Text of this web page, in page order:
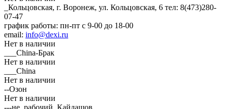
_Кольцовская, г. Воронеж, ул. Кольцовская, 6 тел: 8(473)280-
07-47
график работы: пн-пт с 9-00 до 18-00
email: info@dexi.ru
Нет в наличии
___China-Брак
Нет в наличии
___China
Нет в наличии
--Озон
Нет в наличии